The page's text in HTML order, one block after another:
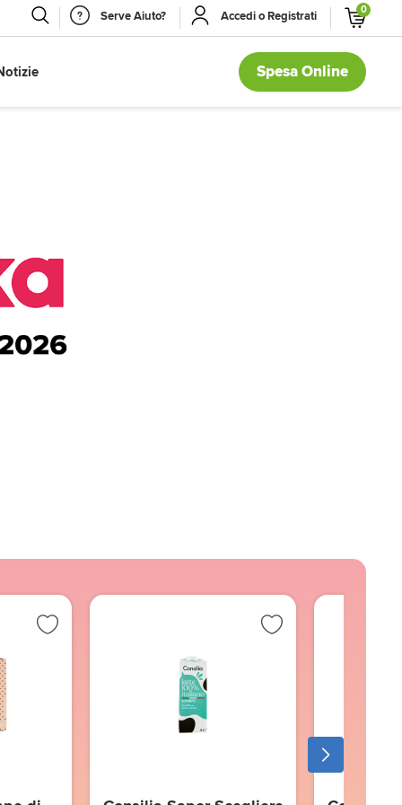
Serve Aiuto? Accedi o Registrati 0
Spesa Online